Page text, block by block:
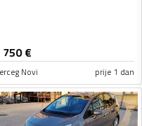
750€
Novi prije 1 dan